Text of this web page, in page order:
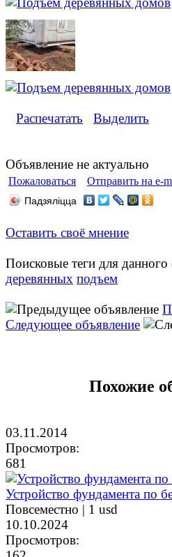
Распечатать Выделить
Объявление не актуально
Пожаловаться Отправить на e-
Падзяліцца
Оставить своё мнение
Поисковые теги для данного
деревянных подъем
Следующее объявление
Похожие
03.11.2014
Просмотров:
681
Устройство фундамента по
Повсеместно | 1 usd
10.10.2024
Просмотров: